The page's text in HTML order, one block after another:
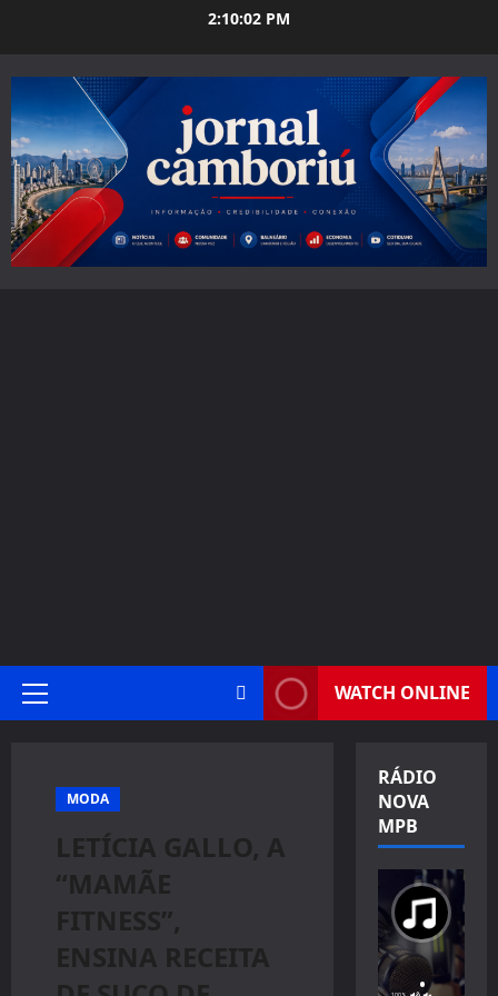
2:10:03 PM
Primary
WATCH ONLINE
MODA
LETÍCIA GALLO, A
“MAMÃE
FITNESS”,
ENSINA RECEITA
RÁDIO
NOVA
MPB